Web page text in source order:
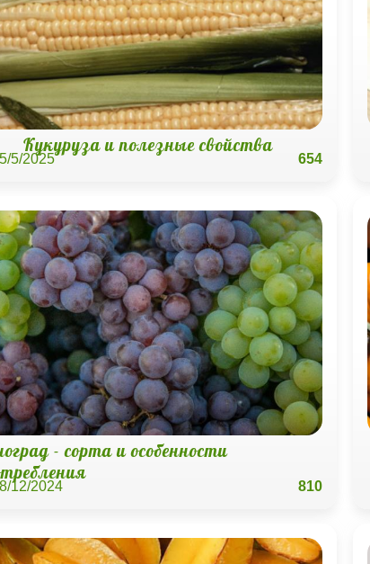
Кукуруза и полезные свойства
5/2025 654
- сорта и особенности
12/2024 810